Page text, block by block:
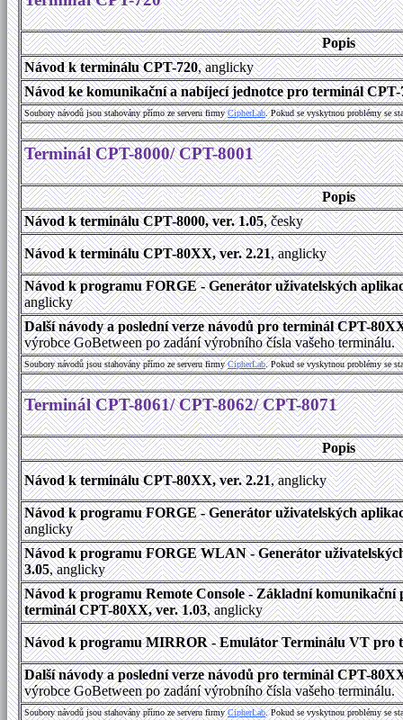
Popis
Návod k terminálu CPT-720, anglicky
Návod ke komunikační a nabíjecí jednotce pro terminál CPT-
Soubory návodů jsou stahovány přímo ze serveru firmyCipherLab. Pokud se vyskytnou problémy se
Terminál CPT-8000/ CPT-8001
Popis
Návod k terminálu CPT-8000, ver. 1.05, česky
Návod k terminálu CPT-80XX, ver. 2.21, anglicky
Návod k programu FORGE - Generátor uživatelských
anglicky
Další návody a poslední verze návodů pro terminál CPT-
výrobce GoBetween po zadání výrobního čísla vašeho terminálu.
Soubory návodů jsou stahovány přímo ze serveru firmyCipherLab. Pokud se vyskytnou problémy se
Terminál CPT-8061/ CPT-8062/ CPT-8071
Popis
Návod k terminálu CPT-80XX, ver. 2.21, anglicky
Návod k programu FORGE - Generátor uživatelských
anglicky
Návod k programu FORGE WLAN - Generátor
3.05, anglicky
Návod k programu Remote Console - Základní
terminál CPT-80XX, ver. 1.03, anglicky
Návod k programu MIRROR - Emulátor Terminálu VT pro
Další návody a poslední verze návodů pro terminál CPT-
výrobce GoBetween po zadání výrobního čísla vašeho terminálu.
Soubory návodů jsou stahovány přímo ze serveru firmyCipherLab. Pokud se vyskytnou problémy se